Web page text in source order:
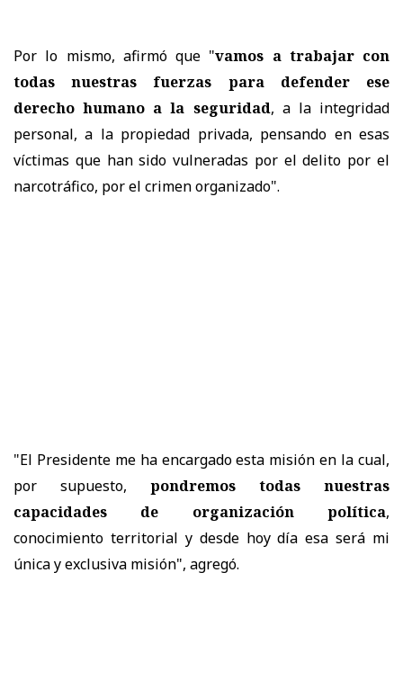
Por lo mismo, afirmó que "vamos a trabajar con
todas nuestras fuerzas para defender ese
derecho humano a la seguridad, a la integridad
personal, a la propiedad privada, pensando en esas
víctimas que han sido vulneradas por el delito por el
narcotráfico, por el crimen organizado".
"El Presidente me ha encargado esta misión en la cual,
por supuesto, pondremos todas nuestras
capacidades de organización política,
conocimiento territorial y desde hoy día esa será mi
única y exclusiva misión", agregó.